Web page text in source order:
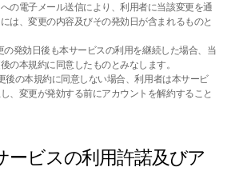
の電子メール送信により、利用者に当該変更を通
は、変更の内容及びその発効日が含まれるものと
の発効日後も本サービスの利用を継続した場合、当
の本規約に同意したものとみなします。
後の本規約に同意しない場合、利用者は本サービ
、変更が発効する前にアカウントを解約すること
ービスの利用許諾及びア